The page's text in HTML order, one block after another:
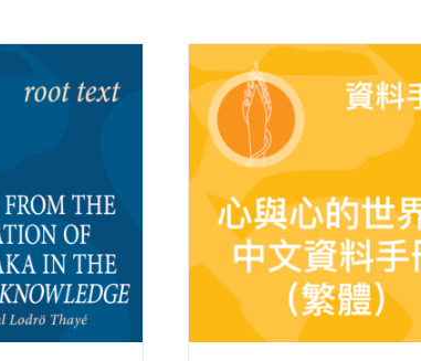
World
Sourcebook
Simplified;